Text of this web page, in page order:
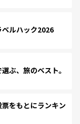
ルハック2026
ぶ、旅のベスト。
をもとにランキン